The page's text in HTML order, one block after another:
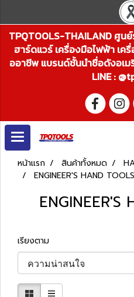
TPQTOOLS-THAILAND ศู
ฮาร์ดแวร์ เครื่องมือไฟฟ้า เค
ออาชีพ แบรนด์ชั้นนำชื่อดังอเ
LINE :
หน้าแรก สินค้าทั้งหมด
ENGINEER'S HAND TOOLS
ENGINEER'S
เรียงตาม